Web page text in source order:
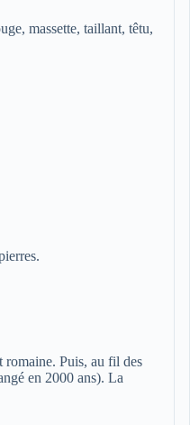
massette, taillant, têtu,
romaine. Puis, au fil des
en 2000 ans). La